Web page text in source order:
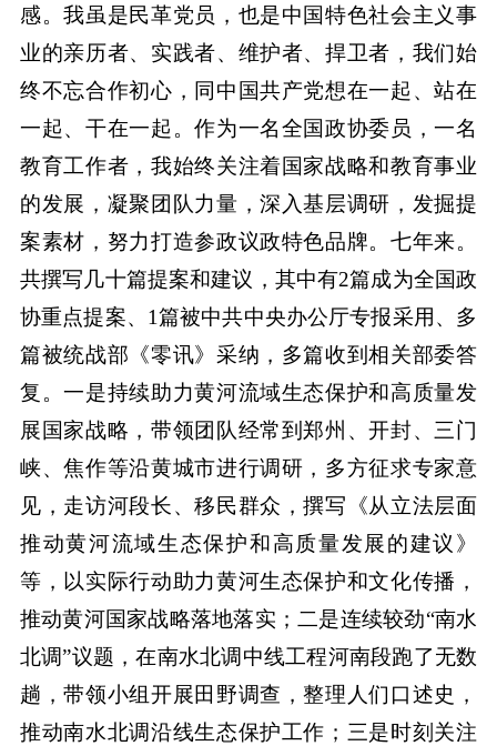
感。我虽是民革党员，也是中国特色社会主义事
业的亲历者、实践者、维护者、捍卫者，我们始
终不忘合作初心，同中国共产党想在一起、站在
一起、干在一起。作为一名全国政协委员，一名
教育工作者，我始终关注着国家战略和教育事业
的发展，凝聚团队力量，深入基层调研，发掘提
案素材，努力打造参政议政特色品牌。七年来。
共撰写几十篇提案和建议，其中有2篇成为全国政
协重点提案、1篇被中共中央办公厅专报采用、多
篇被统战部《零讯》采纳，多篇收到相关部委答
复。一是持续助力黄河流域生态保护和高质量发
展国家战略，带领团队经常到郑州、开封、三门
峡、焦作等沿黄城市进行调研，多方征求专家意
见，走访河段长、移民群众，撰写《从立法层面
推动黄河流域生态保护和高质量发展的建议》
等，以实际行动助力黄河生态保护和文化传播，
推动黄河国家战略落地落实；二是连续较劲“南水
北调”议题，在南水北调中线工程河南段跑了无数
趟，带领小组开展田野调查，整理人们口述史，
推动南水北调沿线生态保护工作；三是时刻关注